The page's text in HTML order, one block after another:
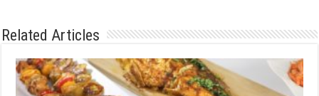
Related Articles